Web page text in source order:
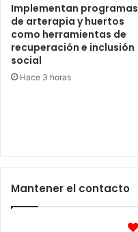
Implementan programas
de arterapia y huertos
como herramientas de
recuperación e inclusión
social
Hace 3 horas
Mantener el contacto